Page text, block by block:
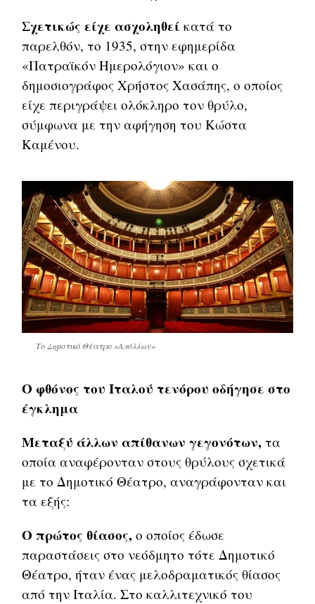
Σχετικώς είχε ασχοληθεί κατά το
παρελθόν, το 1935, στην εφημερίδα
«Πατραϊκόν Ημερολόγιον» και ο
δημοσιογράφος Χρήστος Χασάπης, ο οποίος
είχε περιγράψει ολόκληρο τον θρύλο,
σύμφωνα με την αφήγηση του Κώστα
Καμένου.
Το Δημοτικό Θέατρο «Απόλλων»
Ο φθόνος του Ιταλού τενόρου οδήγησε στο
έγκλημα
Μεταξύ άλλων απίθανων γεγονότων, τα
οποία αναφέρονταν στους θρύλους σχετικά
με το Δημοτικό Θέατρο, αναγράφονταν και
τα εξής:
Ο πρώτος θίασος,ο οποίος έδωσε
παραστάσεις στο νεόδμητο τότε Δημοτικό
Θέατρο, ήταν ένας μελοδραματικός θίασος
από την Ιταλία. Στο καλλιτεχνικό του